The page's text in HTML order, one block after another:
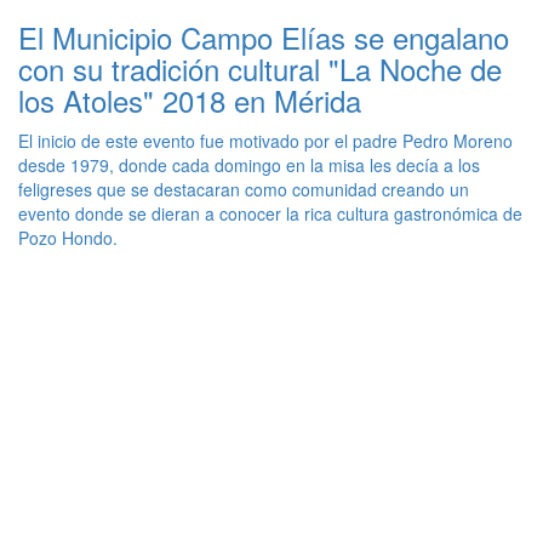
El Municipio Campo Elías se engalano
con su tradición cultural "La Noche de
los Atoles" 2018 en Mérida
El inicio de este evento fue motivado por el padre Pedro Moreno
desde 1979, donde cada domingo en la misa les decía a los
feligreses que se destacaran como comunidad creando un
evento donde se dieran a conocer la rica cultura gastronómica de
Pozo Hondo.